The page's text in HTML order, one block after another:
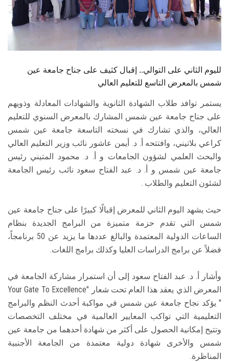
الموظفون
الزائـرون
سجل الان
لليوم الثاني على التوالي.. إقبال كثيف على جناح جامعة عين
شمس بالمعرض التاسع للتعليم العالي
يستمر توافد طلاب الشهادة الثانوية والشهادات المعادلة وذويهم
على جناح جامعة عين شمس المشارك بالمعرض السنوي للتعليم
العالي، والذي تشارك في نسخته التاسعة جامعة عين شمس
كراعي بلاتيني، وافتتحه أ. د. أيمن عاشور نائب وزير التعليم العالي
والبحث العلمي لشؤون الجامعات و أ. د. محمود المتيني رئيس
جامعة عين شمس و أ. د. عبد الفتاح سعود نائب رئيس الجامعة
لشئون التعليم والطلاب .
حيث يشهد اليوم الثاني للمعرض إقبالًا كبيرًا على جناح جامعة عين
شمس التي تقدم حزمة متميزة من البرامج الجديدة بنظام
الساعات الدولية المعتمدة والبالغ عددها ما يزيد عن 50 برنامجاً،
فضلاً عن برامج الدراسات العليا وكذلك برامج اللغات.
وأشار أ. د. عبد الفتاح سعود إلى أن استمرار مشاركة الجامعة في
المعرض الذي يعقد هذا العام تحت شعار "Your Gate To Excellence
" يؤكد نجاح جامعة عين شمس في مواكبة أحدث النظم والبرامج
التعليمية التي تواكب المعايير العالمية في مختلف التخصصات
وتتيح إمكانية الحصول على أكثر من شهادة أحدهما من جامعة عين
شمس والأخرى شهادة دولية معتمدة من الجامعة الأجنبية
المناظرة.